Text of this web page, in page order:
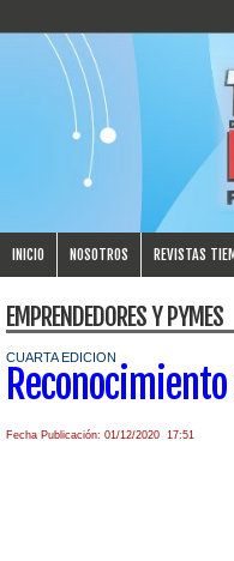
INICIO NOSOTROS REVISTAS
EMPRENDEDORES Y PYMES
CUARTA EDICION
Fecha Publicación: 01/12/2020 17:51